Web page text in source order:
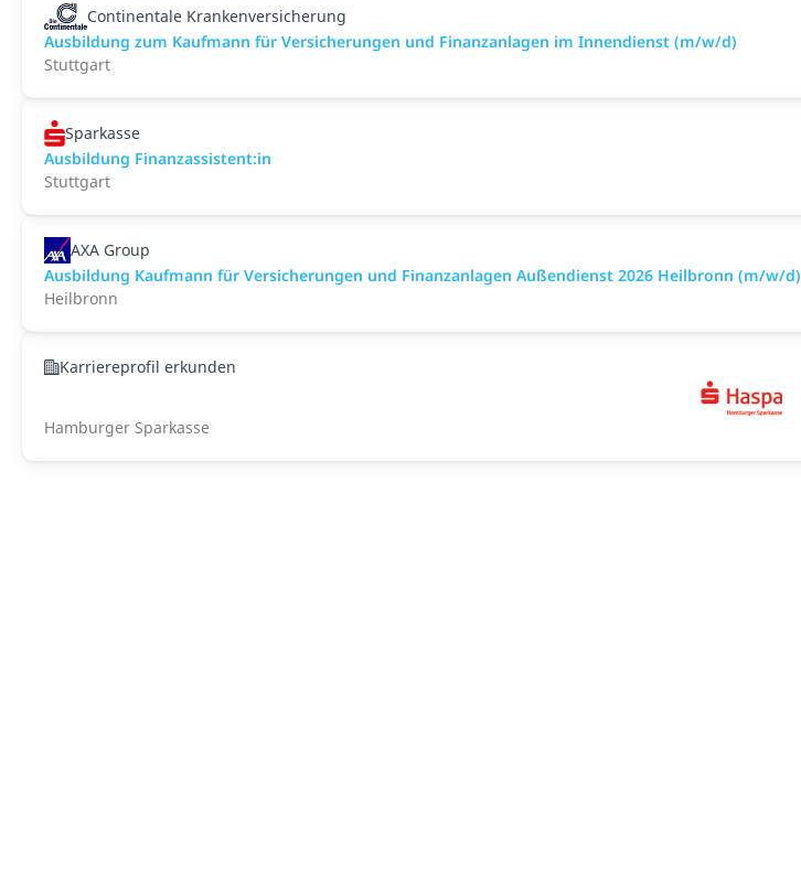
Continentale Krankenversicherung
Ausbildung zum Kaufmann für Versicherungen und Finanzanlagen im Innendienst (m/w/d)
Stuttgart
Sparkasse
Ausbildung Finanzassistent:in
Stuttgart
AXA Group
Ausbildung Kaufmann für Versicherungen und Finanzanlagen Außendienst 2026 Heilbronn (m/w/d)
Heilbronn
Karriereprofil erkunden
Hamburger Sparkasse